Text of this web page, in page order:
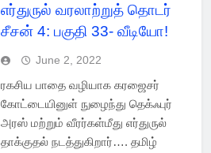
எர்துருல் வரலாற்றுத் தொடர்
சீசன் 4: பகுதி 33- வீடியோ!
June 2, 2022
ரகசிய பாதை வழியாக கரஜைசர்
கோட்டையினுள் நுழைந்து தெக்ஃபுர்
அரஸ் மற்றும் வீரர்கள்மீது எர்துருல்
தாக்குதல் நடத்துகிறார்…. தமிழ்